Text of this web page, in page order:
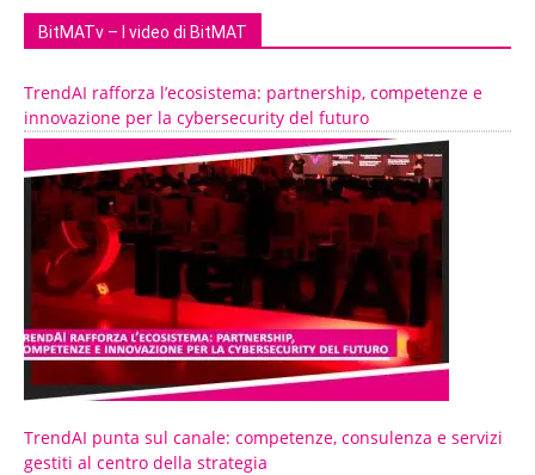
BitMATv – I video di BitMAT
TrendAI rafforza l’ecosistema: partnership, competenze e
innovazione per la cybersecurity del futuro
TrendAI punta sul canale: competenze, consulenza e servizi
gestiti al centro della strategia